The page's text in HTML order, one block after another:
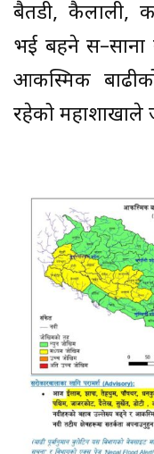
बैतडी, कैलाली,
भई बहने स–साना
आकस्मिक
रहेको महाशाखाले